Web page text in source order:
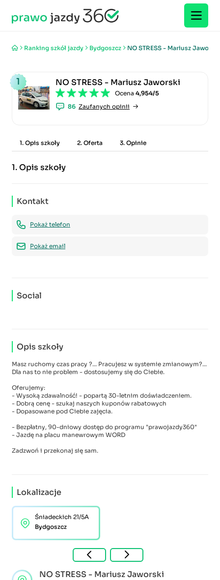
Ranking szkół jazdy Bydgoszcz NO STRESS - Mariusz Jaworski
1 NO STRESS - Mariusz Jaworski
Ocena 4,954/5
86 Zaufanych opinii
1. Opis szkoły 2. Oferta 3. Opinie
1.Opis szkoły
Kontakt
Pokaż telefon
Pokaż email
Social
Opis szkoły
Masz ruchomy czas pracy ?... Pracujesz w systemie zmianowym?...
Dla nas to nie problem - dostosujemy się do Ciebie.
Oferujemy:
- Wysoką zdawalność! - popartą 30-letnim doświadczeniem.
- Dobrą cenę - szukaj naszych kuponów rabatowych
- Dopasowane pod Ciebie zajęcia.
- Bezpłatny, 90-dniowy dostęp do programu "prawojazdy360"
- Jazdę na placu manewrowym WORD
Zadzwoń i przekonaj się sam.
Lokalizacje
Śniadeckich 21/5A
Bydgoszcz
NO STRESS - Mariusz Jaworski